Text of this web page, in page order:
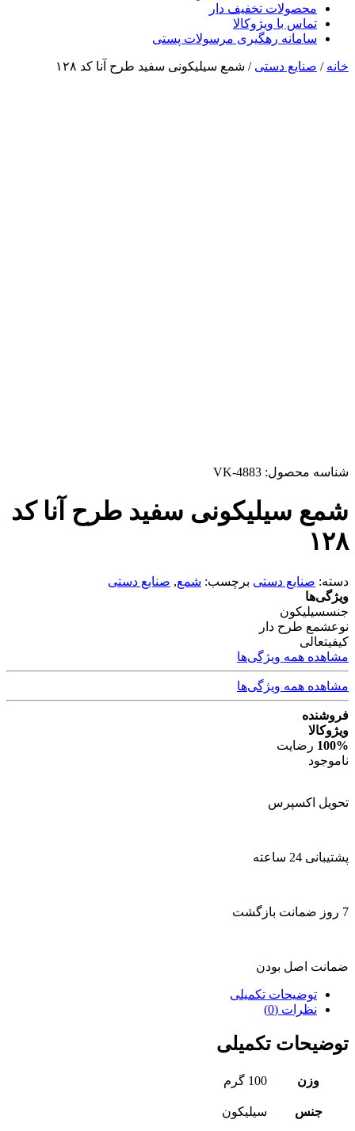
محصولات تخفیف دار
تماس با ویژوکالا
سامانه رهگیری مرسولات پستی
خانه / صنایع دستی / شمع سیلیکونی سفید طرح آنا کد ۱۲۸
شناسه محصول: VK-4883
شمع سیلیکونی سفید طرح آنا کد
۱۲۸
دسته: صنایع دستی برچسب: شمع, صنایع دستی
ویژگی‌ها
جنسسیلیکون
نوعشمع طرح دار
کیفیتعالی
مشاهده همه ویژگی‌ها
مشاهده همه ویژگی‌ها
فروشنده
ویژوکالا
100% رضایت
ناموجود
تحویل اکسپرس
پشتیبانی 24 ساعته
7 روز ضمانت بازگشت
ضمانت اصل بودن
توضیحات تکمیلی
نظرات (0)
توضیحات تکمیلی
وزن 100 گرم
جنس سیلیکون